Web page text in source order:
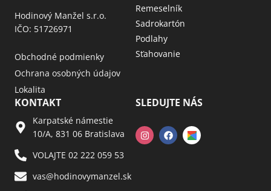
Hodinový Manžel s.r.o.
IČO: 51726971
Obchodné podmienky
Ochrana osobných údajov
Lokalita
Remeselník
Sadrokartón
Podlahy
Sťahovanie
KONTAKT
Karpatské námestie
10/A, 831 06 Bratislava
VOLAJTE 02 222 059 53​
vas@hodinovymanzel.sk​
SLEDUJTE NÁS